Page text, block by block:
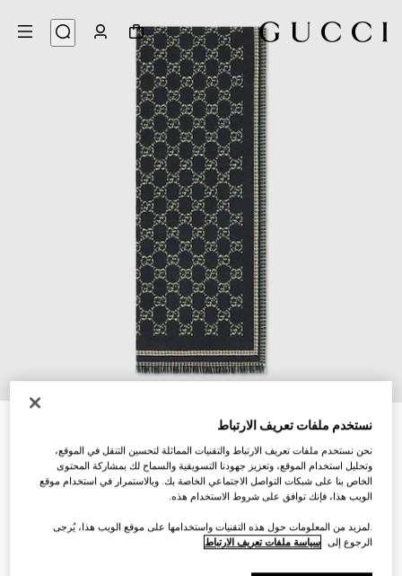
وشاح جاكارد من الصوف بنقش GG
SAR 2,350
تنويعاتأسود وأخضر داكن
نستخدم ملفات تعريف الارتباط
نحن نستخدم ملفات تعريف الارتباط والتقنيات المماثلة لتحسين التنقل في الموقع،
وتحليل استخدام الموقع، وتعزيز جهودنا التسويقية والسماح لك بمشاركة المحتوى
الخاص بنا على شبكات التواصل الاجتماعي الخاصة بك. وبالاستمرار في استخدام موقع
الويب هذا، فإنك توافق على شروط الاستخدام هذه.
.لمزيد من المعلومات حول هذه التقنيات واستخدامها على موقع الويب هذا، يُرجى
الرجوع إلى سياسة ملفات تعريف الارتباط